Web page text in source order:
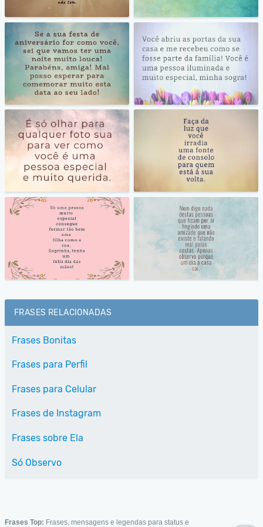
FRASES RELACIONADAS
Frases Bonitas
Frases para Perfil
Frases para Celular
Frases de Instagram
Frases sobre Ela
Só Observo
Frases Top: Frases, mensagens e legendas para status e